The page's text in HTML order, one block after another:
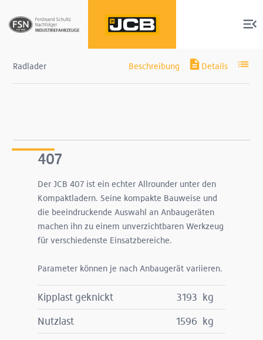
Services
Über uns
Radlader
407
Der JCB 407 ist ein echter Allrounder unter den
Kompaktladern. Seine kompakte Bauweise und
die beeindruckende Auswahl an Anbaugeräten
machen ihn zu einem unverzichtbaren Werkzeug
für verschiedenste Einsatzbereiche.
Parameter können je nach Anbaugerät variieren.
Kipplast geknickt 3193 kg
Nutzlast 1596 kg